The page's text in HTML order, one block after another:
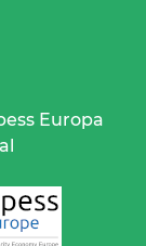
Europa